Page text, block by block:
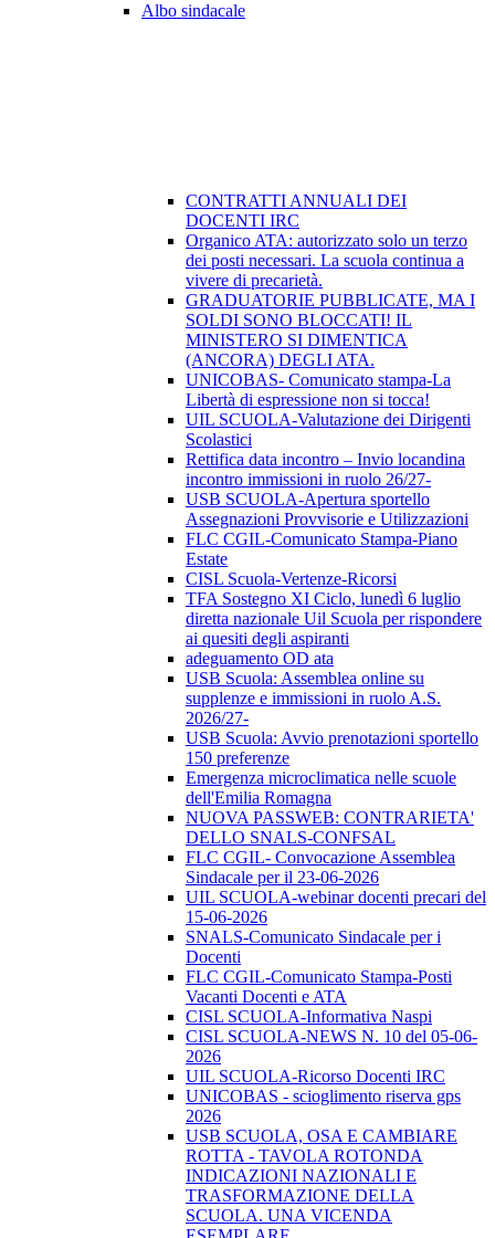
Albo sindacale
CONTRATTI ANNUALI DEI
DOCENTI IRC
Organico ATA: autorizzato solo un terzo
dei posti necessari. La scuola continua a
vivere di precarietà.
GRADUATORIE PUBBLICATE, MA I
SOLDI SONO BLOCCATI! IL
MINISTERO SI DIMENTICA
(ANCORA) DEGLI ATA.
UNICOBAS- Comunicato stampa-La
Libertà di espressione non si tocca!
UIL SCUOLA-Valutazione dei Dirigenti
Scolastici
Rettifica data incontro – Invio locandina
incontro immissioni in ruolo 26/27-
USB SCUOLA-Apertura sportello
Assegnazioni Provvisorie e Utilizzazioni
FLC CGIL-Comunicato Stampa-Piano
Estate
CISL Scuola-Vertenze-Ricorsi
TFA Sostegno XI Ciclo, lunedì 6 luglio
diretta nazionale Uil Scuola per rispondere
ai quesiti degli aspiranti
adeguamento OD ata
USB Scuola: Assemblea online su
supplenze e immissioni in ruolo A.S.
2026/27-
USB Scuola: Avvio prenotazioni sportello
150 preferenze
Emergenza microclimatica nelle scuole
dell'Emilia Romagna
NUOVA PASSWEB: CONTRARIETA'
DELLO SNALS-CONFSAL
FLC CGIL- Convocazione Assemblea
Sindacale per il 23-06-2026
UIL SCUOLA-webinar docenti precari del
15-06-2026
SNALS-Comunicato Sindacale per i
Docenti
FLC CGIL-Comunicato Stampa-Posti
Vacanti Docenti e ATA
CISL SCUOLA-Informativa Naspi
CISL SCUOLA-NEWS N. 10 del 05-06-
2026
UIL SCUOLA-Ricorso Docenti IRC
UNICOBAS - scioglimento riserva gps
2026
USB SCUOLA, OSA E CAMBIARE
ROTTA - TAVOLA ROTONDA
INDICAZIONI NAZIONALI E
TRASFORMAZIONE DELLA
SCUOLA. UNA VICENDA